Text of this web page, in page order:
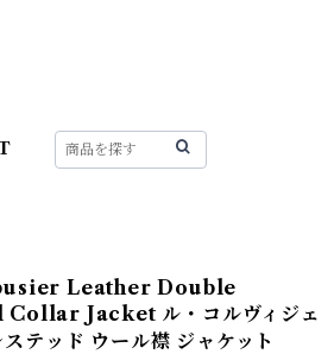
Leather Double
Jacket ル・コルヴィジェ
テッド ウール襟 ジャケット